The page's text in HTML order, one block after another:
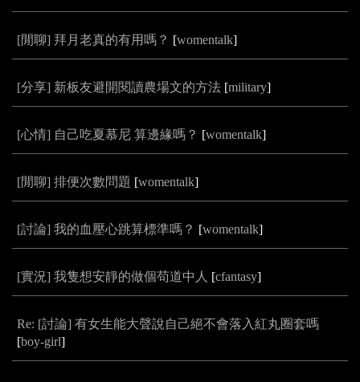
[閒聊] 拜月老真的有用嗎？ [womentalk]
[分享] 新板友避開閱讀農場文的方法 [military]
[心情] 自己吃夏慕尼 算邊緣嗎？ [womentalk]
[閒聊] 排便次數問題 [womentalk]
[討論] 我的血壓心跳算標準嗎？ [womentalk]
[實況] 我隻想安靜的做個苟道中人 [cfantasy]
Re: [討論] 有女生能大聲說自己絕不會落入紅丸圈套嗎
[boy-girl]